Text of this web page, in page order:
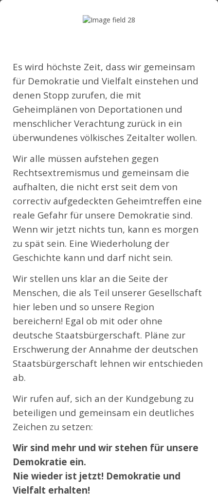
Es wird höchste Zeit, dass wir gemeinsam
für Demokratie und Vielfalt einstehen und
denen Stopp zurufen, die mit
Geheimplänen von Deportationen und
menschlicher Verachtung zurück in ein
überwundenes völkisches Zeitalter wollen.
Wir alle müssen aufstehen gegen
Rechtsextremismus und gemeinsam die
aufhalten, die nicht erst seit dem von
correctiv aufgedeckten Geheimtreffen eine
reale Gefahr für unsere Demokratie sind.
Wenn wir jetzt nichts tun, kann es morgen
zu spät sein. Eine Wiederholung der
Geschichte kann und darf nicht sein.
Wir stellen uns klar an die Seite der
Menschen, die als Teil unserer Gesellschaft
hier leben und so unsere Region
bereichern! Egal ob mit oder ohne
deutsche Staatsbürgerschaft. Pläne zur
Erschwerung der Annahme der deutschen
Staatsbürgerschaft lehnen wir entschieden
ab.
Wir rufen auf, sich an der Kundgebung zu
beteiligen und gemeinsam ein deutliches
Zeichen zu setzen:
Wir sind mehr und wir stehen für unsere
Demokratie ein.
Nie wieder ist jetzt! Demokratie und
Vielfalt erhalten!